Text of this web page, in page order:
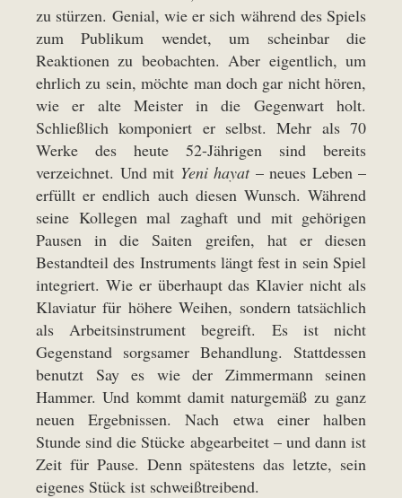
zu stürzen. Genial, wie er sich während des Spiels
zum Publikum wendet, um scheinbar die
Reaktionen zu beobachten. Aber eigentlich, um
ehrlich zu sein, möchte man doch gar nicht hören,
wie er alte Meister in die Gegenwart holt.
Schließlich komponiert er selbst. Mehr als 70
Werke des heute 52-Jährigen sind bereits
verzeichnet. Und mit Yeni hayat– neues Leben –
erfüllt er endlich auch diesen Wunsch. Während
seine Kollegen mal zaghaft und mit gehörigen
Pausen in die Saiten greifen, hat er diesen
Bestandteil des Instruments längt fest in sein Spiel
integriert. Wie er überhaupt das Klavier nicht als
Klaviatur für höhere Weihen, sondern tatsächlich
als Arbeitsinstrument begreift. Es ist nicht
Gegenstand sorgsamer Behandlung. Stattdessen
benutzt Say es wie der Zimmermann seinen
Hammer. Und kommt damit naturgemäß zu ganz
neuen Ergebnissen. Nach etwa einer halben
Stunde sind die Stücke abgearbeitet – und dann ist
Zeit für Pause. Denn spätestens das letzte, sein
eigenes Stück ist schweißtreibend.